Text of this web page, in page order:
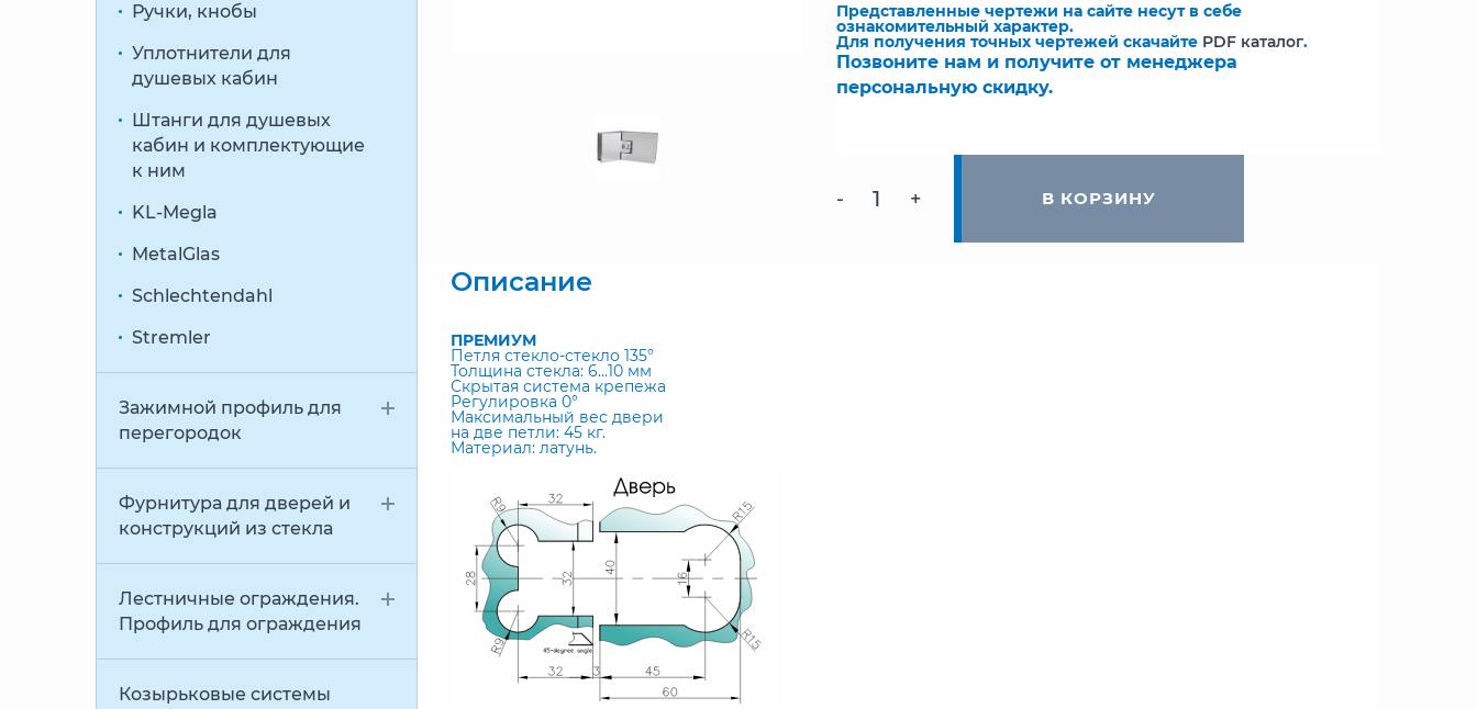
Ручки, кнобы
Уплотнители для
душевых кабин
Штанги для душевых
кабин и комплектующие
к ним
KL-Megla
MetalGlas
Schlechtendahl
Stremler
Зажимной профиль для
перегородок
Фурнитура для дверей и
конструкций из стекла
Лестничные ограждения.
Профиль для ограждения
Козырьковые системы
Представленные чертежи на сайте несут в себе
ознакомительный характер.
Для получения точных чертежей скачайте PDF каталог.
Позвоните нам и получите от менеджера
персональную скидку.
- + В КОРЗИНУ
Описание
ПРЕМИУМ
Петля стекло-стекло 135°
Толщина стекла: 6...10 мм
Скрытая система крепежа
Регулировка 0°
Максимальный вес двери
на две петли: 45 кг.
Материал: латунь.